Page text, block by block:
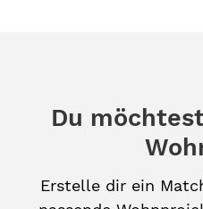
Du
Erstelle dir ein